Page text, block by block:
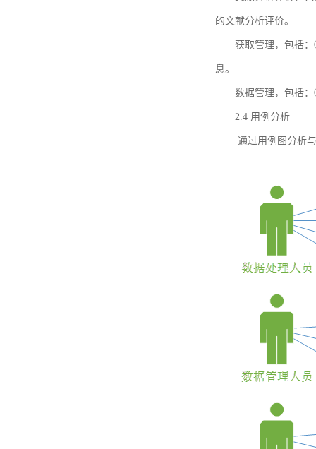
的文献分析评价。
获取管理，包括
息。
数据管理，包括
2.4 用例分析
通过用例图分析